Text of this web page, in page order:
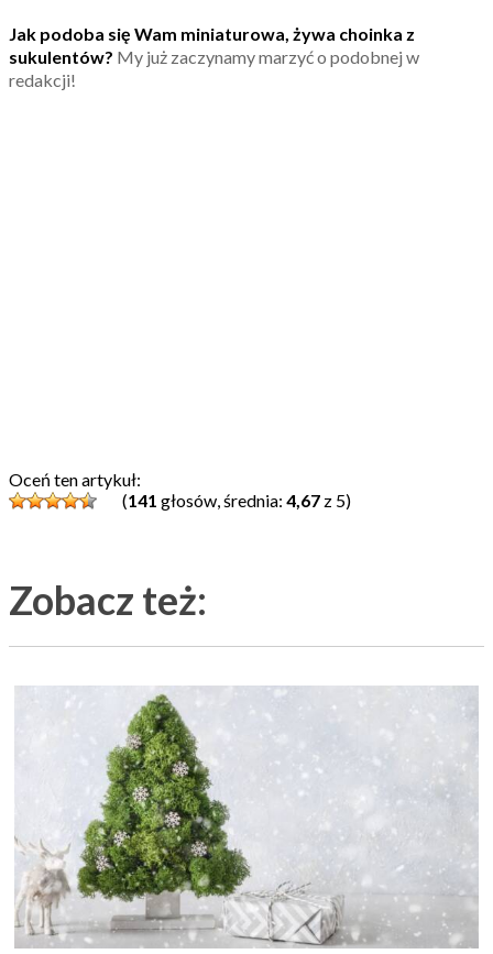
Jak podoba się Wam miniaturowa, żywa choinka z
sukulentów? My już zaczynamy marzyć o podobnej w
redakcji!
Oceń ten artykuł:
(141 głosów, średnia: 4,67 z 5)
Zobacz też: